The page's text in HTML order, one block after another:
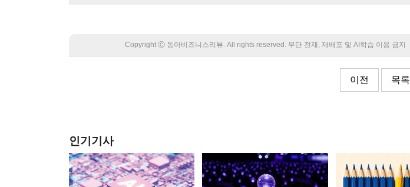
Copyright Ⓒ 동아비즈니스리뷰. All rights reserved. 무단 전재, 재배포 및 AI학습 이용 금지
이전 목록
인기기사